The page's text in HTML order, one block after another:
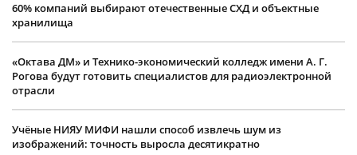
60% компаний выбирают отечественные СХД и объектные
хранилища
«Октава ДМ» и Технико-экономический колледж имени А. Г.
Рогова будут готовить специалистов для радиоэлектронной
отрасли
Учëные НИЯУ МИФИ нашли способ извлечь шум из
изображений: точность выросла десятикратно